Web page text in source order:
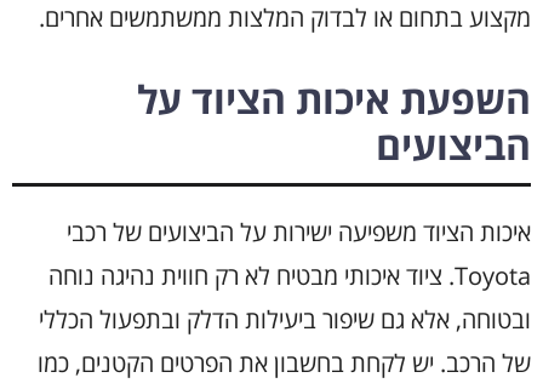
מקצוע בתחום או לבדוק המלצות ממשתמשים אחרים.
השפעת איכות הציוד על
הביצועים
איכות הציוד משפיעה ישירות על הביצועים של רכבי
Toyota. ציוד איכותי מבטיח לא רק חווית נהיגה נוחה
ובטוחה, אלא גם שיפור ביעילות הדלק ובתפעול הכללי
של הרכב. יש לקחת בחשבון את הפרטים הקטנים, כמו